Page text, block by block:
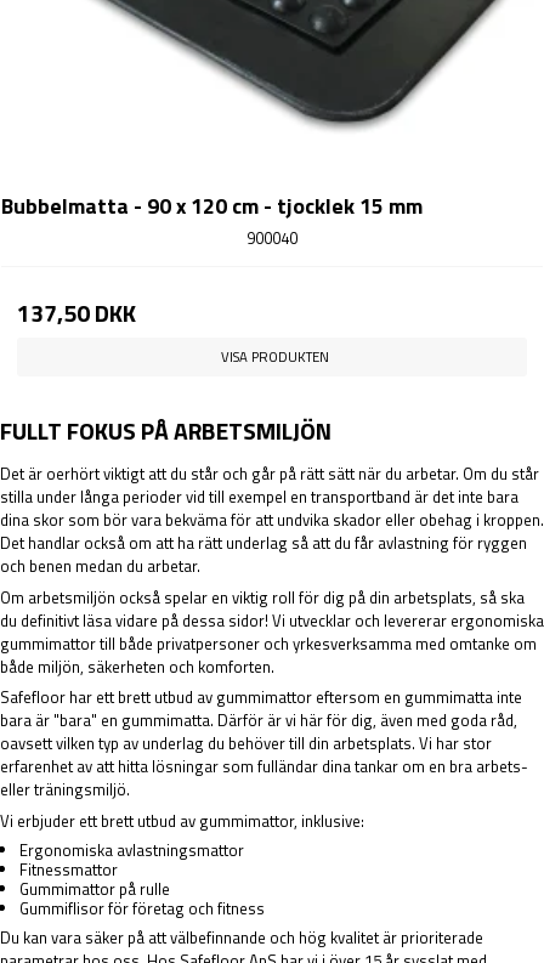
Bubbelmatta - 90 x 120 cm - tjocklek 15 mm
900040
137,50 DKK
VISA PRODUKTEN
FULLT FOKUS PÅ ARBETSMILJÖN
Det är oerhört viktigt att du står och går på rätt sätt när du arbetar. Om du står
stilla under långa perioder vid till exempel en transportband är det inte bara
dina skor som bör vara bekväma för att undvika skador eller obehag i kroppen.
Det handlar också om att ha rätt underlag så att du får avlastning för ryggen
och benen medan du arbetar.
Om arbetsmiljön också spelar en viktig roll för dig på din arbetsplats, så ska
du definitivt läsa vidare på dessa sidor! Vi utvecklar och levererar ergonomiska
gummimattor till både privatpersoner och yrkesverksamma med omtanke om
både miljön, säkerheten och komforten.
Safefloor har ett brett utbud av gummimattor eftersom en gummimatta inte
bara är "bara" en gummimatta. Därför är vi här för dig, även med goda råd,
oavsett vilken typ av underlag du behöver till din arbetsplats. Vi har stor
erfarenhet av att hitta lösningar som fulländar dina tankar om en bra arbets-
eller träningsmiljö.
Vi erbjuder ett brett utbud av gummimattor, inklusive:
Ergonomiska avlastningsmattor
Fitnessmattor
Gummimattor på rulle
Gummiflisor för företag och fitness
Du kan vara säker på att välbefinnande och hög kvalitet är prioriterade